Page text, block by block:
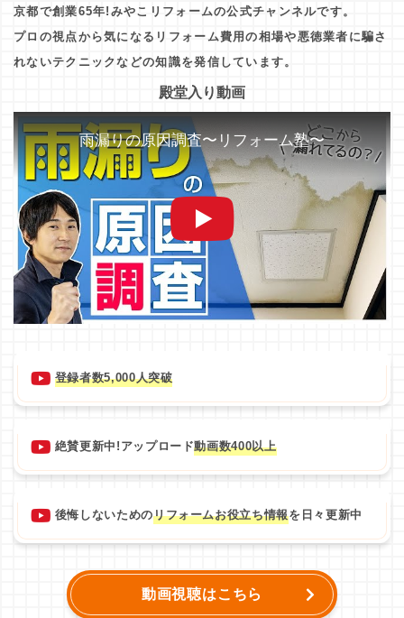
京都で創業65年!みやこリフォームの公式チャンネルです。
プロの視点から気になるリフォーム費用の相場や悪徳業者に騙さ
れないテクニックなどの知識を発信しています。
殿堂入り動画
雨漏りの原因調査〜リフォーム塾〜
登録者数5,000人突破
絶賛更新中!アップロード動画数400以上
後悔しないためのリフォームお役立ち情報を日々更新中
動画視聴はこちら